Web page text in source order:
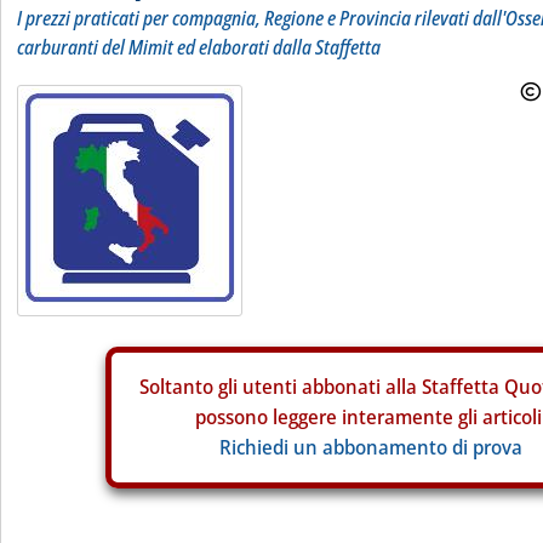
I prezzi praticati per compagnia, Regione e Provincia rilevati
carburanti del Mimit ed elaborati dalla Staffetta
Soltanto gli utenti abbonati alla Staffetta
possono leggere interamente gli
Richiedi un abbonamento di prova